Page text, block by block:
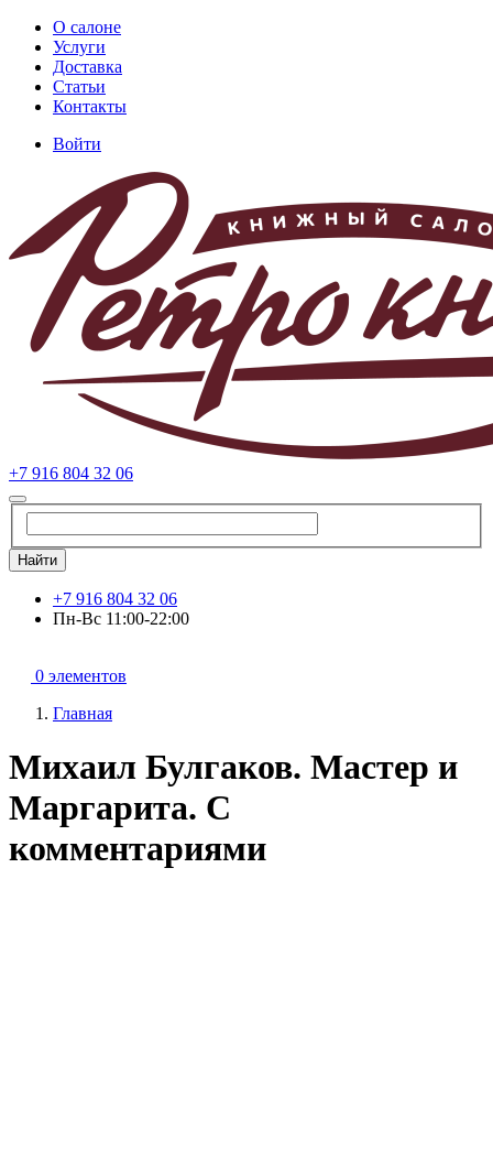
Перейти
основному
содержанию
Основная
навигация
О салоне
Услуги
Доставка
Статьи
Контакты
учётной
записи
пользователя
Войти
+7 916 804 32 06
Найти
+7 916 804 32 06
Пн-Вс 11:00-22:00
0 элементов
Главная
Михаил Булгаков. Мастер и
Маргарита. С
комментариями